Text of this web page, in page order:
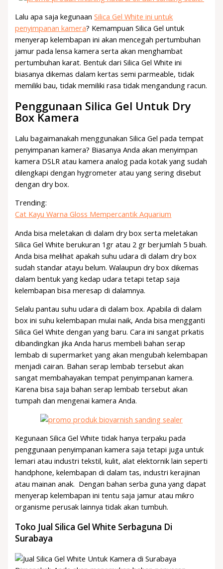
Lalu apa saja kegunaanSilica Gel White ini untuk
penyimpanan kamera? Kemampuan Silica Gel untuk
menyerap kelembapan ini akan mencegah pertumbuhan
jamur pada lensa kamera serta akan menghambat
pertumbuhan karat. Bentuk dari Silica Gel White ini
biasanya dikemas dalam kertas semi parmeable, tidak
memiliki bau, tidak memiliki rasa tidak mengandung racun.
Penggunaan Silica Gel Untuk Dry
Box Kamera
Lalu bagaimanakah menggunakan Silica Gel pada tempat
penyimpanan kamera? Biasanya Anda akan menyimpan
kamera DSLR atau kamera analog pada kotak yang sudah
dilengkapi dengan hygrometer atau yang sering disebut
dengan dry box.
Trending:
Cat Kayu Warna Gloss Mempercantik Aquarium
Anda bisa meletakan di dalam dry box serta meletakan
Silica Gel White berukuran 1gr atau 2 gr berjumlah 5 buah.
Anda bisa melihat apakah suhu udara di dalam dry box
sudah standar atayu belum. Walaupun dry box dikemas
dalam bentuk yang kedap udara tetapi tetap saja
kelembapan bisa meresap di dalamnya.
Selalu pantau suhu udara di dalam box. Apabila di dalam
box ini suhu kelembapan mulai naik, Anda bisa mengganti
Silica Gel White dengan yang baru. Cara ini sangat prkatis
dibandingkan jika Anda harus membeli bahan serap
lembab di supermarket yang akan mengubah kelembapan
menjadi cairan. Bahan serap lembab tersebut akan
sangat membahayakan tempat penyimpanan kamera.
Karena bisa saja bahan serap lembab tersebut akan
tumpah dan mengenai kamera Anda.
Kegunaan Silica Gel White tidak hanya terpaku pada
penggunaan penyimpanan kamera saja tetapi juga untuk
lemari atau industri tekstil, kulit, alat elektornik lain seperti
handphone, kelembapan di dalam tas, industri kerajinan
atau mainan anak. Dengan bahan serba guna yang dapat
menyerap kelembapan ini tentu saja jamur atau mikro
organisme perusak lainnya tidak akan tumbuh.
Toko Jual Silica Gel White Serbaguna Di
Surabaya